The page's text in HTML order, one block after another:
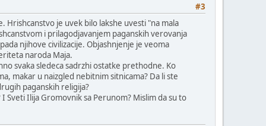
#3
Hrishcanstvo je uvek bilo lakshe uvesti "na mala
i prilagodjavanjem paganskih verovanja
njihove civilizacije. Objashnjenje je veoma
naroda Maja.
svaka sledeca sadrzhi ostatke prethodne. Ko
makar u naizgled nebitnim sitnicama? Da li ste
paganskih religija?
Sveti Ilija Gromovnik sa Perunom? Mislim da su to